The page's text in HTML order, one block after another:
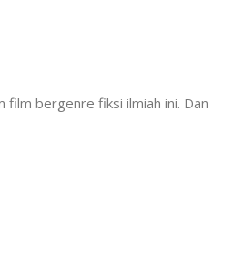
film bergenre fiksi ilmiah ini. Dan